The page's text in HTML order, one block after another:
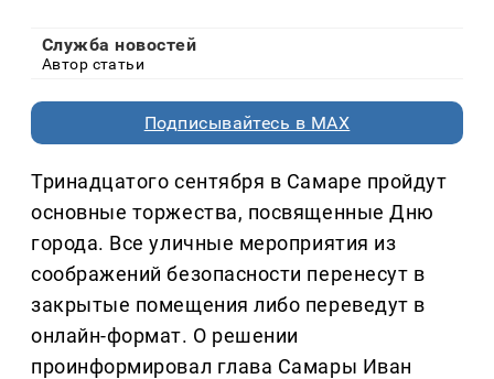
Служба новостей
Автор статьи
Подписывайтесь в MAX
Тринадцатого сентября в Самаре пройдут
основные торжества, посвященные Дню
города. Все уличные мероприятия из
соображений безопасности перенесут в
закрытые помещения либо переведут в
онлайн-формат. О решении
проинформировал глава Самары Иван